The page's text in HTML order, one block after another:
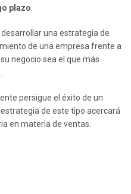
plazo
desarrollar una estrategia de
de una empresa frente a
negocio sea el que más
persigue el éxito de un
de este tipo acercará
en materia de ventas.